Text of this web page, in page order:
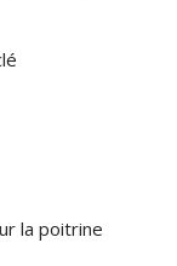
la poitrine